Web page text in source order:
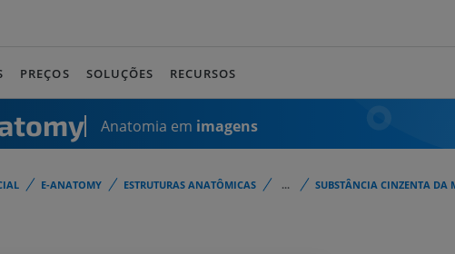
PREÇOS SOLUÇÕES RECURSOS
Anatomia em imagens
E-ANATOMY ESTRUTURAS ANATÔMICAS ... SUBSTÂNCIA CINZENTA DA